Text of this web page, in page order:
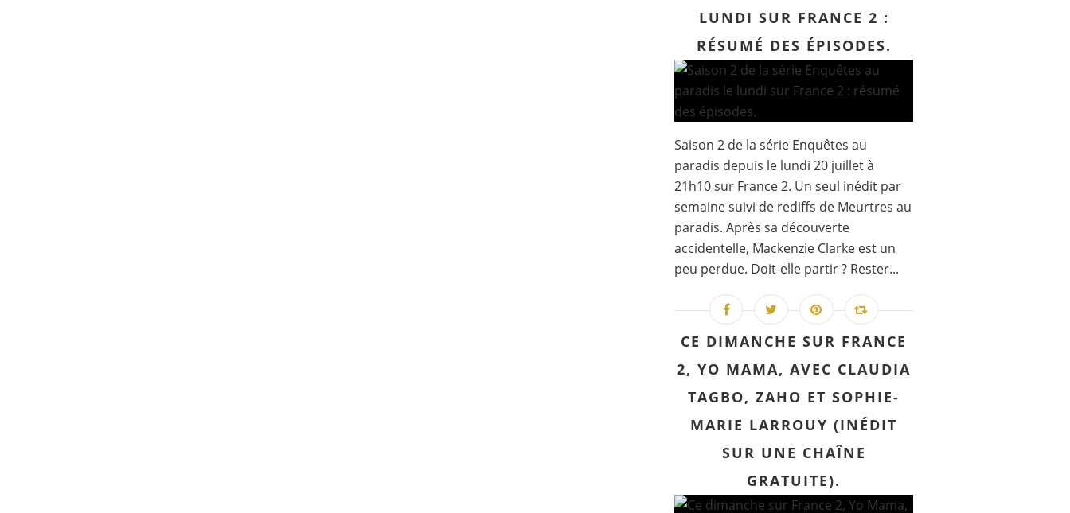
LUNDI SUR FRANCE 2 :
RÉSUMÉ DES ÉPISODES.
Saison 2 de la série Enquêtes au
paradis depuis le lundi 20 juillet à
21h10 sur France 2. Un seul inédit par
semaine suivi de rediffs de Meurtres au
paradis. Après sa découverte
accidentelle, Mackenzie Clarke est un
peu perdue. Doit-elle partir ? Rester...
CE DIMANCHE SUR FRANCE
2, YO MAMA, AVEC CLAUDIA
TAGBO, ZAHO ET SOPHIE-
MARIE LARROUY (INÉDIT
SUR UNE CHAÎNE
GRATUITE).